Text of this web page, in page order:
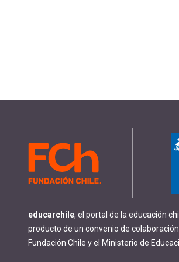
educarchile, el portal de la educación
producto de un convenio de
Fundación Chile y el Ministerio de